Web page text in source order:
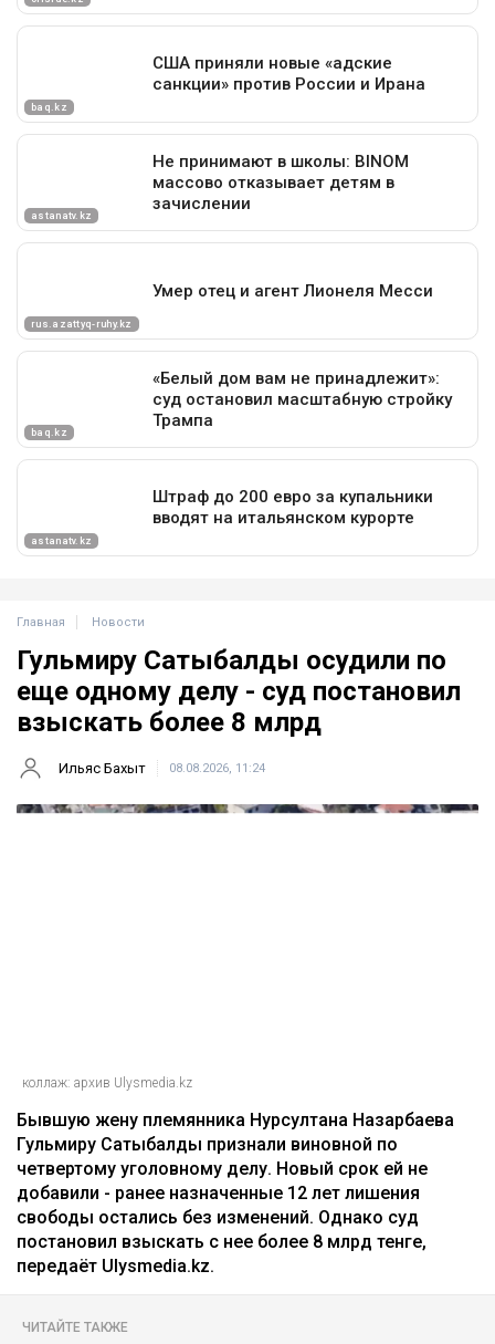
Главная Новости
Гульмиру Сатыбалды осудили по
еще одному делу - суд постановил
взыскать более 8 млрд
Ильяс Бахыт 08.08.2026, 11:24
коллаж: архив Ulysmedia.kz
Бывшую жену племянника Нурсултана Назарбаева
Гульмиру Сатыбалды признали виновной по
четвертому уголовному делу. Новый срок ей не
добавили - ранее назначенные 12 лет лишения
свободы остались без изменений. Однако суд
постановил взыскать с нее более 8 млрд тенге,
передаёт Ulysmedia.kz.
ЧИТАЙТЕ ТАКЖЕ